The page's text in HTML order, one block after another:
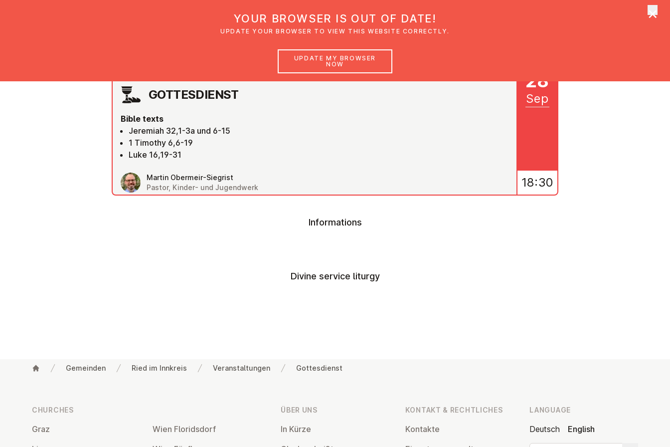
Gemeinden Glaubensimpulse News Veranstaltungen
GOTTES­DI­ENST
Bible texts
Jeremiah 32,1-3a und 6-15
1 Timothy 6,6-19
Luke 16,19-31
Martin Obermeir-Siegrist
Pastor, Kinder- und Jugendwerk
28
Sep
18:30
Informations
Divine service liturgy
Gemeinden Ried im Innkreis Veranstaltungen Gottesdienst
CHURCHES
Graz
Wien Flor­idsdorf
ÜBER UNS
In Kürze
KONTAKT & RECHT­LICHES
Kontakte
LANGUAGE
Deutsch
English
YOUR BROWSER IS OUT OF DATE!
UPDATE YOUR BROWSER TO VIEW THIS WEBSITE CORRECTLY.
UPDATE MY BROWSER
NOW
×